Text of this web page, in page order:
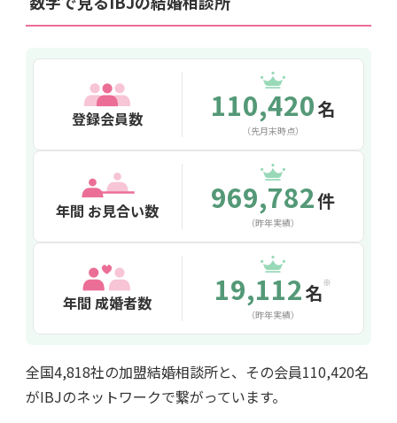
登録会員数 110,420名
（先月末時点）
年間 お見合い数 969,782件
（昨年実績）
年間 成婚者数 19,112名※
（昨年実績）
全国4,818社の加盟結婚相談所と、その会員110,420名
がIBJのネットワークで繋がっています。